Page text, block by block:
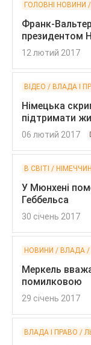
ГОЛОВНІ НОВИНИ
Франк-
президентом
12 лютий 2017
ВІДЕО / ВЛАДА І
Німецька
підтримати
06 лютий 2017
В СВІТІ /
У Мюнхені
Геббельса
30 січень 2017
НОВИНИ / ВЛАДА
Меркель
помилковою
29 січень 2017
ВЛАДА І ПРАВО /